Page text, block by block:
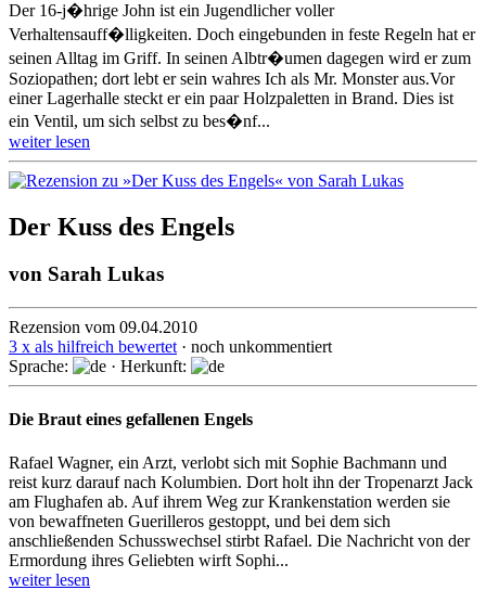
Der 16-j�hrige John ist ein Jugendlicher voller
Verhaltensauff�lligkeiten. Doch eingebunden in feste Regeln hat er
seinen Alltag im Griff. In seinen Albtr�umen dagegen wird er zum
Soziopathen; dort lebt er sein wahres Ich als Mr. Monster aus.Vor
einer Lagerhalle steckt er ein paar Holzpaletten in Brand. Dies ist
ein Ventil, um sich selbst zu bes�nf...
weiter lesen
Der Kuss des Engels
von Sarah Lukas
Rezension vom 09.04.2010
3 x als hilfreich bewertet · noch unkommentiert
Sprache:
· Herkunft:
Die Braut eines gefallenen Engels
Rafael Wagner, ein Arzt, verlobt sich mit Sophie Bachmann und
reist kurz darauf nach Kolumbien. Dort holt ihn der Tropenarzt Jack
am Flughafen ab. Auf ihrem Weg zur Krankenstation werden sie
von bewaffneten Guerilleros gestoppt, und bei dem sich
anschließenden Schusswechsel stirbt Rafael. Die Nachricht von der
Ermordung ihres Geliebten wirft Sophi...
weiter lesen